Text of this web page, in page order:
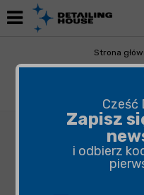
Strona
Odświeżacze
Cześć
Zapisz
i odbierz